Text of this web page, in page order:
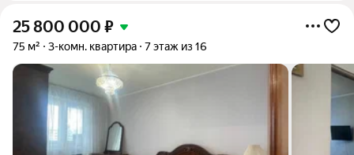
25 800 000 ₽
75 м² 3-комн. квартира 7 этаж из 16